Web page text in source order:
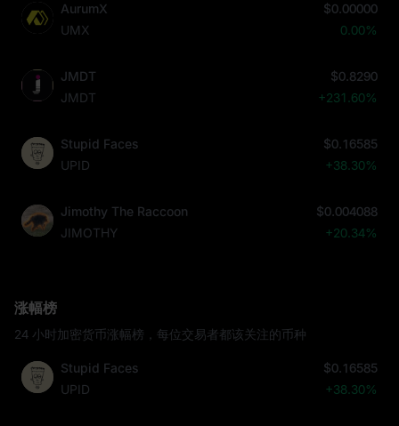
AurumX
UMX
$0.00000
0.00%
JMDT
JMDT
$0.8290
+231.60%
Stupid Faces
UPID
$0.16585
+38.30%
Jimothy The Raccoon
JIMOTHY
$0.004088
+20.34%
涨幅榜
24 小时加密货币涨幅榜，每位交易者都该关注的币种
Stupid Faces
UPID
$0.16585
+38.30%